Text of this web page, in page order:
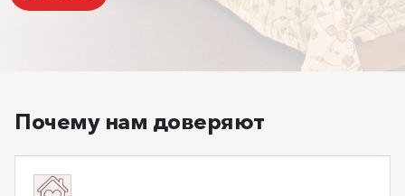
Почему нам доверяют